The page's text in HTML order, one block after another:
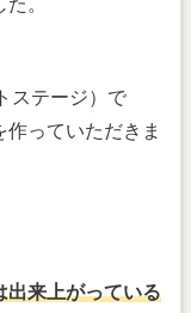
ステージ）で
っていただきま
出来上がっている